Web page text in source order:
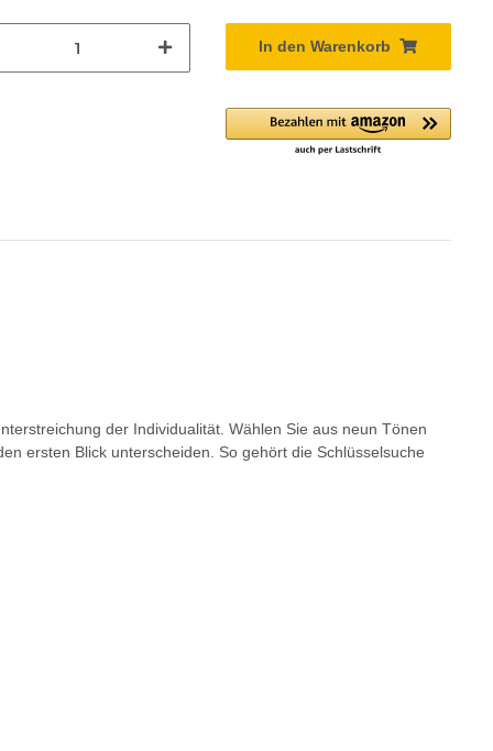
In den Warenkorb
der Individualität. Wählen Sie aus neun Tönen
ersten Blick unterscheiden. So gehört die Schlüsselsuche